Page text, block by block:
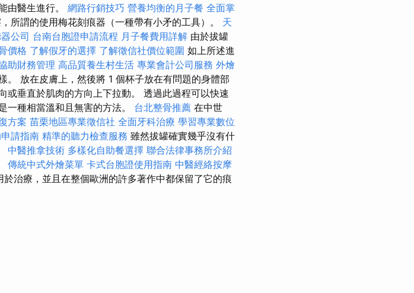
由醫生進行。 網路行銷技巧 營養均衡的月子餐 全面掌
所謂的使用梅花刻痕器（一種帶有小矛的工具）。 天
公司 台南台胞證申請流程 月子餐費用詳解 由於拔罐
價格 了解假牙的選擇 了解徵信社價位範圍 如上所述進
助財務管理 高品質養生村生活 專業會計公司服務 外燴
。 放在皮膚上，然後將 1 個杯子放在有問題的身體部
或垂直於肌肉的方向上下拉動。 透過此過程可以快速
一種相當溫和且無害的方法。 台北整骨推薦 在中世
方案 苗栗地區專業徵信社 全面牙科治療 學習專業數位
請指南 精準的聽力檢查服務 雖然拔罐確實幾乎沒有什
中醫推拿技術 多樣化自助餐選擇 聯合法律事務所介紹
傳統中式外燴菜單 卡式台胞證使用指南 中醫經絡按摩
於治療，並且在整個歐洲的許多著作中都保留了它的痕